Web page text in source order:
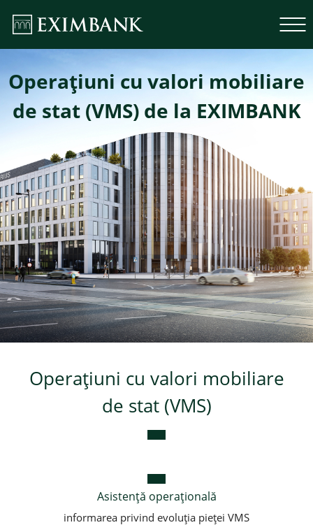
Credite pentru Small
Business
Credite pentru afaceri
Credite din resurse externe
Operaţiuni cu valori mobiliare
de stat (VMS) de la EXIMBANK
Operaţiuni cu valori mobiliare
de stat (VMS)
Asistență operațională
informarea privind evoluția pieței VMS